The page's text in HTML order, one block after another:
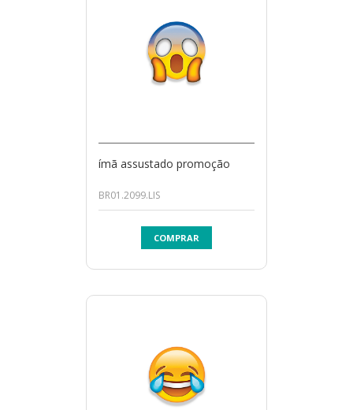
ímã assustado promoção
BR01.2099.LIS
COMPRAR